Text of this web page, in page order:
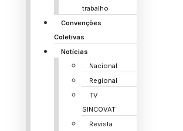
trabalho
Convenções
Coletivas
Notícias
Nacional
Regional
TV
SINCOVAT
Revista